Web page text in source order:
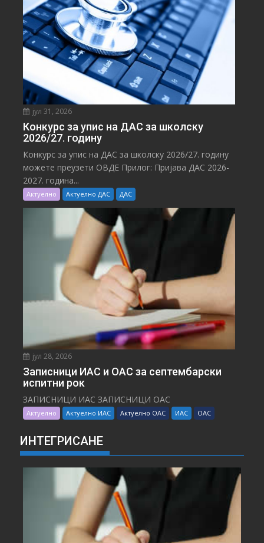
јул 31, 2026
Конкурс за упис на ДАС за школску
2026/27. годину
Конкурс за упис на ДАС за школску 2026/27. годину
можете преузети ОВДЕ Прилог: Пријава ДАС 2026-
2027. година...
Актуелно Актуелно ДАС ДАС
јул 28, 2026
Записници ИАС и ОАС за септембарски
испитни рок
ЗАПИСНИЦИ ИАС ЗАПИСНИЦИ ОАС
Актуелно Актуелно ИАС Актуелно ОАС ИАС ОАС
ИНТЕГРИСАНЕ